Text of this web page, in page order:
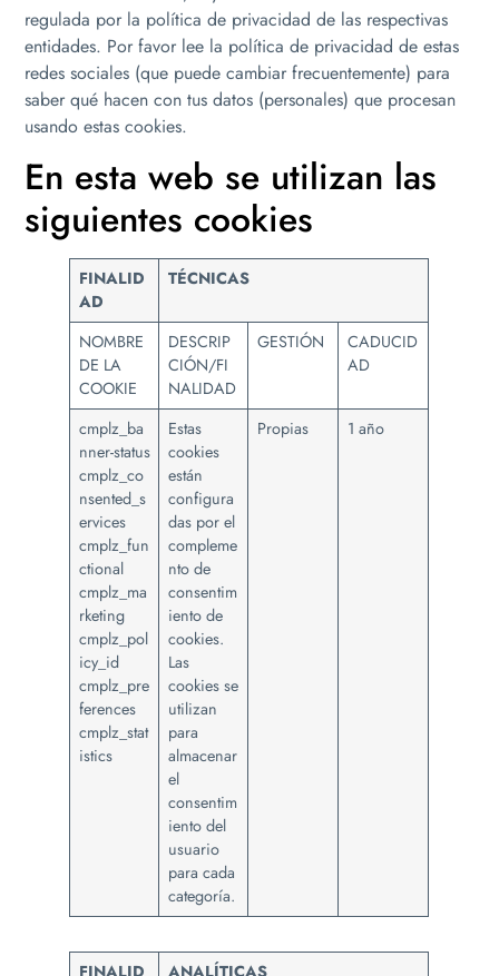
regulada por la política de privacidad de las respectivas
entidades. Por favor lee la política de privacidad de estas
redes sociales (que puede cambiar frecuentemente) para
saber qué hacen con tus datos (personales) que procesan
usando estas cookies.
En esta web se utilizan las
siguientes cookies
FINALID
AD
TÉCNICAS
NOMBRE
DE LA
COOKIE
DESCRIP
CIÓN/FI
NALIDAD
GESTIÓN
CADUCID
AD
cmplz_ba
nner-status
cmplz_co
nsented_s
ervices
cmplz_fun
ctional
cmplz_ma
rketing
cmplz_pol
icy_id
cmplz_pre
ferences
cmplz_stat
istics
Estas
cookies
están
configura
das por el
compleme
nto de
consentim
iento de
cookies.
Las
cookies se
utilizan
para
almacenar
el
consentim
iento del
usuario
para cada
categoría.
Propias 1 año